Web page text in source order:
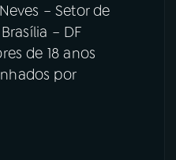
– Setor de
– DF
de 18 anos
por